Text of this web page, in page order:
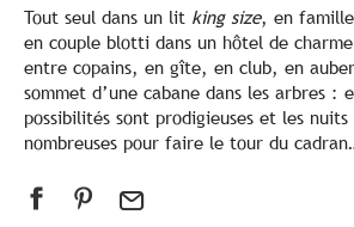
Tout seul dans un lit king size, en
en couple blotti dans un hôtel de
entre copains, en gîte, en club, en
sommet d’une cabane dans les arbres :
possibilités sont prodigieuses et les
nombreuses pour faire le tour du